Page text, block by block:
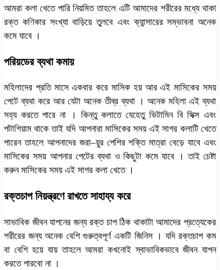
আমরা কলা খেতে পারি নিয়মিত তাহলে এটি আমাদের শরীরের মধ্যে থাকা
রক্ত কণিকার সংখ্যা বাড়িয়ে তুলবে এবং ক্যান্সারের সম্ভাবনা অনেক
কমে যাবে ।
পরিয়ডের ব্যথা কমায়
মহিলাদের প্রতি মাসে একবার করে মাসিক হয় আর এই মাসিকের সময়
পেটে ব্যথা করে আর যেটা অনেক তীব্র ব্যথা । অনেক মহিলা এই ব্যথা
সহ্য করতে পারে না । কিন্তু কলাতে যেহেতু ভিটামিন বি সিক্স এবং
পটাশিয়াম থাকে তাই যদি আপনারা মাসিকের সময় এই সাগর কলাটি খেতে
পারেন তাহলে আপনাদের জরা–য়ুর পেশির শক্তি মাত্রা বেড়ে যাবে এবং
মাসিকের সময় আপনার পেটের ব্যথা ও কিছুটা কমে যাবে । তাই চেষ্টা
করুন মাসিকের সময় এই সাগর কলা খেতে ।
রক্তচাপ নিয়ন্ত্রণে রাখতে সাহায্য করে
সাভাবিক জীবন যাপনের জন্য রক্ত চাপ ঠিক থাকাটা আমাদের প্রত্যেকের
শরীরের জন্য অনেক বেশি গুরুত্বপূর্ণ একটি জিনিস । যদি রক্তচাপ কম
বা বেশি হয়ে যায় তাহলে আমরা কখনোই স্বাভাবিকভাবে জীবন যাপন
করতে পারবো না ।